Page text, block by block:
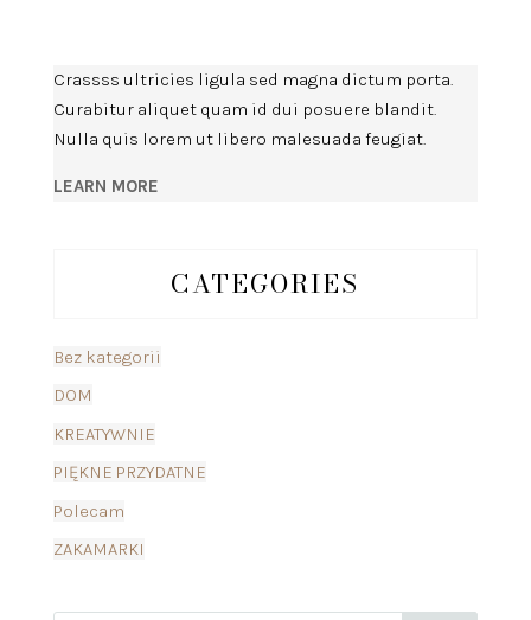
Crassss ultricies ligula sed magna dictum porta.
Curabitur aliquet quam id dui posuere blandit.
Nulla quis lorem ut libero malesuada feugiat.
LEARN MORE
CATEGORIES
Bez kategorii
DOM
KREATYWNIE
PIĘKNE PRZYDATNE
Polecam
ZAKAMARKI